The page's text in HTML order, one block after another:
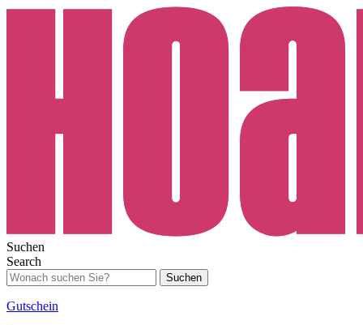
Suchen
Search
Suchen
Gutschein